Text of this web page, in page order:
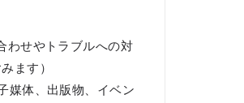
わせやトラブルへの対
ます）
媒体、出版物、イベン